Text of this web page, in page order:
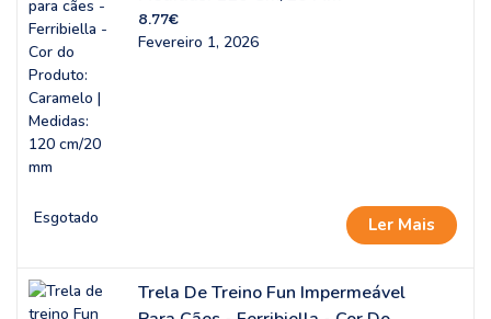
8.77€
Fevereiro 1, 2026
Esgotado Ler Mais
Trela De Treino Fun Impermeável